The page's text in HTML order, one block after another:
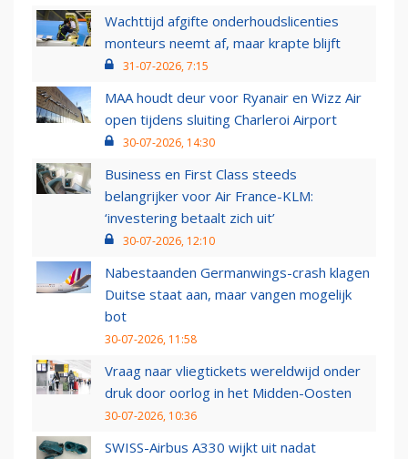
Wachttijd afgifte onderhoudslicenties
monteurs neemt af, maar krapte blijft
31-07-2026, 7:15
MAA houdt deur voor Ryanair en Wizz Air
open tijdens sluiting Charleroi Airport
30-07-2026, 14:30
Business en First Class steeds
belangrijker voor Air France-KLM:
‘investering betaalt zich uit’
30-07-2026, 12:10
Nabestaanden Germanwings-crash klagen
Duitse staat aan, maar vangen mogelijk
bot
30-07-2026, 11:58
Vraag naar vliegtickets wereldwijd onder
druk door oorlog in het Midden-Oosten
30-07-2026, 10:36
SWISS-Airbus A330 wijkt uit nadat